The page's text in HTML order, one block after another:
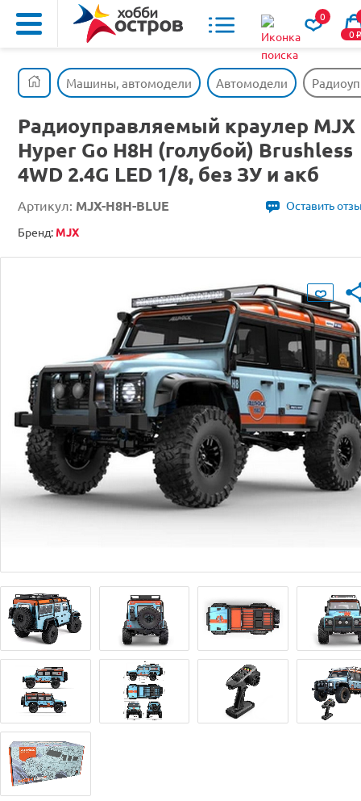
0
0o
Машины, автомодели Автомодели
Радиоуправляемый краулер MJX
Hyper Go H8H (голубой) Brushless
4WD 2.4G LED 1/8, без ЗУ и акб
Артикул: MJX-H8H-BLUE
Оставить
Бренд: MJX